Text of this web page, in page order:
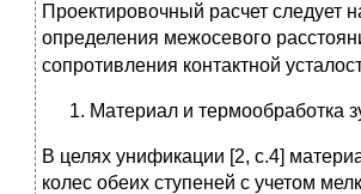
Проектировочный расчет следует
определения межосевого
сопротивления контактной
Материал и термообработка
В целях унификации [2, c.4]
колес обеих ступеней с учетом